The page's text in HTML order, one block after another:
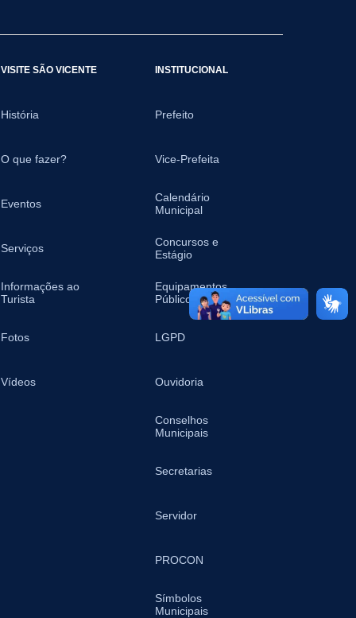
VISITE SÃO VICENTE
História
O que fazer?
Eventos
Serviços
Informações ao
Turista
Fotos
Vídeos
INSTITUCIONAL
Prefeito
Vice-Prefeita
Calendário
Municipal
Concursos e
Estágio
Equipamentos
Públicos
LGPD
Ouvidoria
Conselhos
Municipais
Secretarias
Servidor
PROCON
Símbolos
Municipais